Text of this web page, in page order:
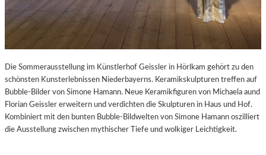
Die Sommerausstellung im Künstlerhof Geissler in Hörlkam gehört zu den
schönsten Kunsterlebnissen Niederbayerns. Keramikskulpturen treffen auf
Bubble-Bilder von Simone Hamann. Neue Keramikfiguren von Michaela aund
Florian Geissler erweitern und verdichten die Skulpturen in Haus und Hof.
Kombiniert mit den bunten Bubble-Bildwelten von Simone Hamann oszilliert
die Ausstellung zwischen mythischer Tiefe und wolkiger Leichtigkeit.